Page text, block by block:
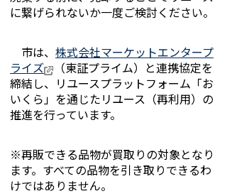
に繋げられないか一度ご検討ください。
市は、 株式会社マーケットエンタープ
ライズ
（東証プライム）と連携協定を
締結し、リユースプラットフォーム「お
いくら」を通じたリユース（再利用）の
推進を行っています。
※再販できる品物が買取りの対象となり
ます。すべての品物を引き取りできるわ
けではありません。